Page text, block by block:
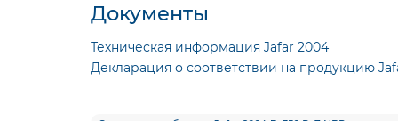
Документы
Техническая информация Jafar 2004
Декларация о соответствии на продукцию